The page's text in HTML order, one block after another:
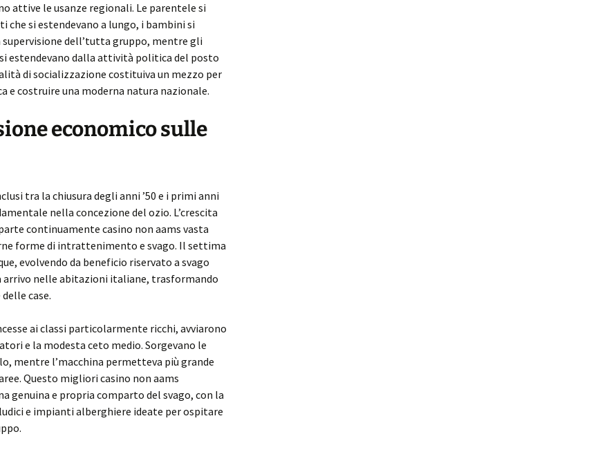
attive le usanze regionali. Le parentele si
si estendevano a lungo, i bambini si
dell’tutta gruppo, mentre gli
estendevano dalla attività politica del posto
di socializzazione costituiva un mezzo per
e costruire una moderna natura nazionale.
economico sulle
tra la chiusura degli anni ’50 e i primi anni
nella concezione del ozio. L’crescita
continuamente casino non aams vasta
forme di intrattenimento e svago. Il settima
evolvendo da beneficio riservato a svago
arrivo nelle abitazioni italiane, trasformando
case.
ai classi particolarmente ricchi, avviarono
e la modesta ceto medio. Sorgevano le
mentre l’macchina permetteva più grande
Questo migliori casino non aams
genuina e propria comparto del svago, con la
e impianti alberghiere ideate per ospitare